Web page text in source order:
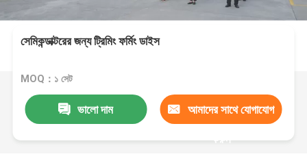
সেমিকন্ডাক্টরের জন্য ট্রিমিং ফর্মিং ডাইস
MOQ：১ সেট
ভালো দাম আমাদের সাথে যোগাযোগ
করুন